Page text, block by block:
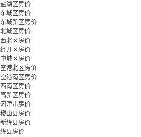
盐湖区房价
东城区房价
东城新区房价
北城区房价
西北区房价
经开区房价
中城区房价
空港北区房价
空港南区房价
西南区房价
高新区房价
河津市房价
稷山县房价
新绛县房价
绛县房价